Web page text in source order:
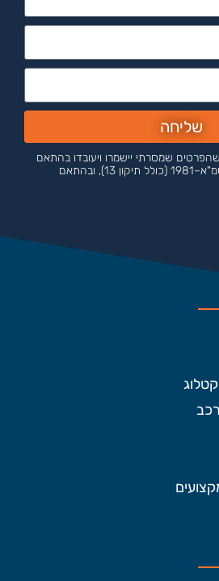
שמסרתי יישמרו ויעובדו בהתאם
לחוק הגנת הפרטיות, התשמ"א–1981 (כולל תיקון 13), ובהתאם
שליחה